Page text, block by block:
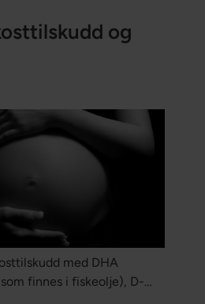
og
med DHA
finnes i fiskeolje), D-